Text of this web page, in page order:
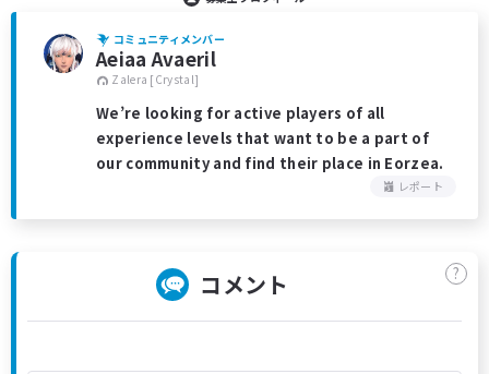
コミュニティメンバー
Aeiaa Avaeril
Zalera [Crystal]
We’re looking for active players of all
experience levels that want to be a part of
our community and find their place in Eorzea.
レポート
コメント ?